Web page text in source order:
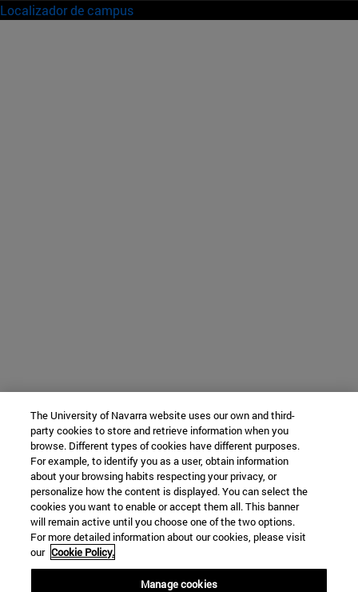
Localizador de campus
The University of Navarra website uses our own and third-
party cookies to store and retrieve information when you
browse. Different types of cookies have different purposes.
For example, to identify you as a user, obtain information
about your browsing habits respecting your privacy, or
personalize how the content is displayed. You can select the
cookies you want to enable or accept them all. This banner
will remain active until you choose one of the two options.
For more detailed information about our cookies, please visit
our Cookie Policy.
Manage cookies